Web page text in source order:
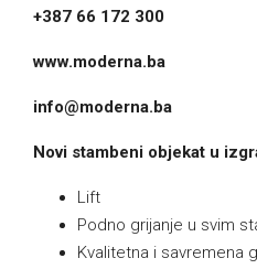
+387 66 172 300
www.moderna.ba
info@moderna.ba
Novi stambeni objekat u
Lift
Podno grijanje u svim
Kvalitetna i savremena